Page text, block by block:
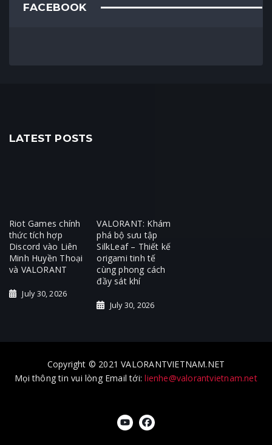
FACEBOOK
LATEST POSTS
Riot Games chính
thức tích hợp
Discord vào Liên
Minh Huyền Thoại
và VALORANT
July 30, 2026
VALORANT: Khám
phá bộ sưu tập
SilkLeaf – Thiết kế
origami tinh tế
cùng phong cách
đầy sát khí
July 30, 2026
Copyright © 2021 VALORANTVIETNAM.NET
Mọi thông tin vui lòng Email tới:lienhe@valorantvietnam.net